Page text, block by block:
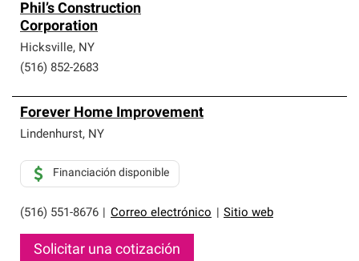
Phil’s Construction
Corporation
Hicksville, NY
(516) 852-2683
Forever Home Improvement
Lindenhurst, NY
(516) 551-8676 Correo electrónico Sitio web
Financiación disponible
Solicitar una cotización